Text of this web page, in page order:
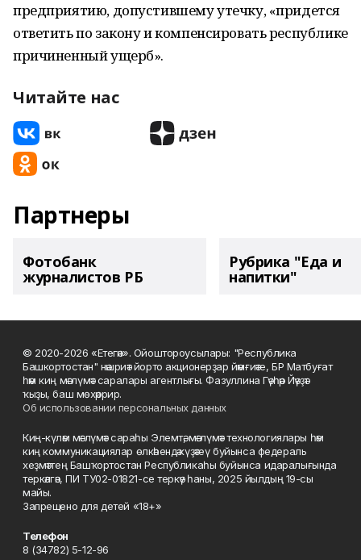
предприятию, допустившему утечку, «придется
ответить по закону и компенсировать республике
причиненный ущерб».
Читайте нас
Партнеры
Фотобанк
журналистов РБ
Рубрика "Еда и
напитки"
© 2020-2026 «Етегән». Ойоштороусылары: "Республика
Башкортостан" нәшриәт йорто акционерҙар йәмғиәте, БР Матбуғат
һәм киң мәғлүмәт саралары агентлығы. Фазуллина Гәүһәр Йәүҙәт
ҡыҙы, баш мөхәррир.
Об использовании персональных данных
Киң-күләм мәғлүмәт сараһы Элемтә, мәғлүмәт технологиялары һәм
киң коммуникациялар өлкәһендә күҙәтеү буйынса федераль
хеҙмәттең Башҡортостан Республикаһы буйынса идаралығында
теркәлгән, ПИ ТУ02-01821-се теркәү һаны, 2025 йылдың 19-сы
майы.
Запрещено для детей «18+»
Телефон
8 (34782) 5-12-96